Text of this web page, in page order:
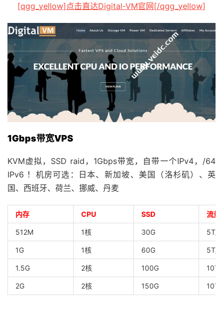
[qgg_yellow]点击直达Digital-VM官网[/qgg_yellow]
1Gbps带宽VPS
KVM虚拟，SSD raid，1Gbps带宽，自带一个IPv4，/64
IPv6 ！机房可选：日本、新加坡、美国（洛杉矶）、英
国、西班牙、荷兰、挪威、丹麦
内存 CPU SSD 流量
512M 1核 30G 5T/
1G 1核 60G 5T/
1.5G 2核 100G 10T/
2G 2核 150G 10T/